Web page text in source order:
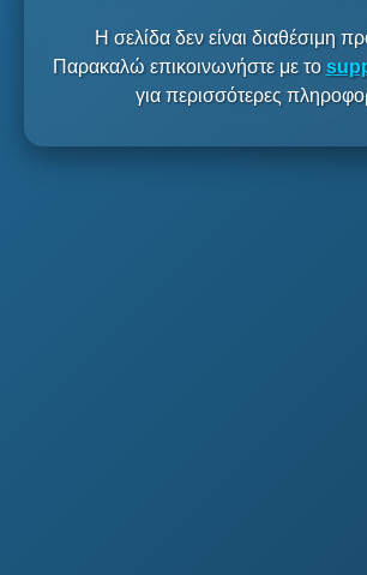
Η σελίδα δεν είναι διαθέσιμη
Παρακαλώ επικοινωνήστε με το
για περισσότερες